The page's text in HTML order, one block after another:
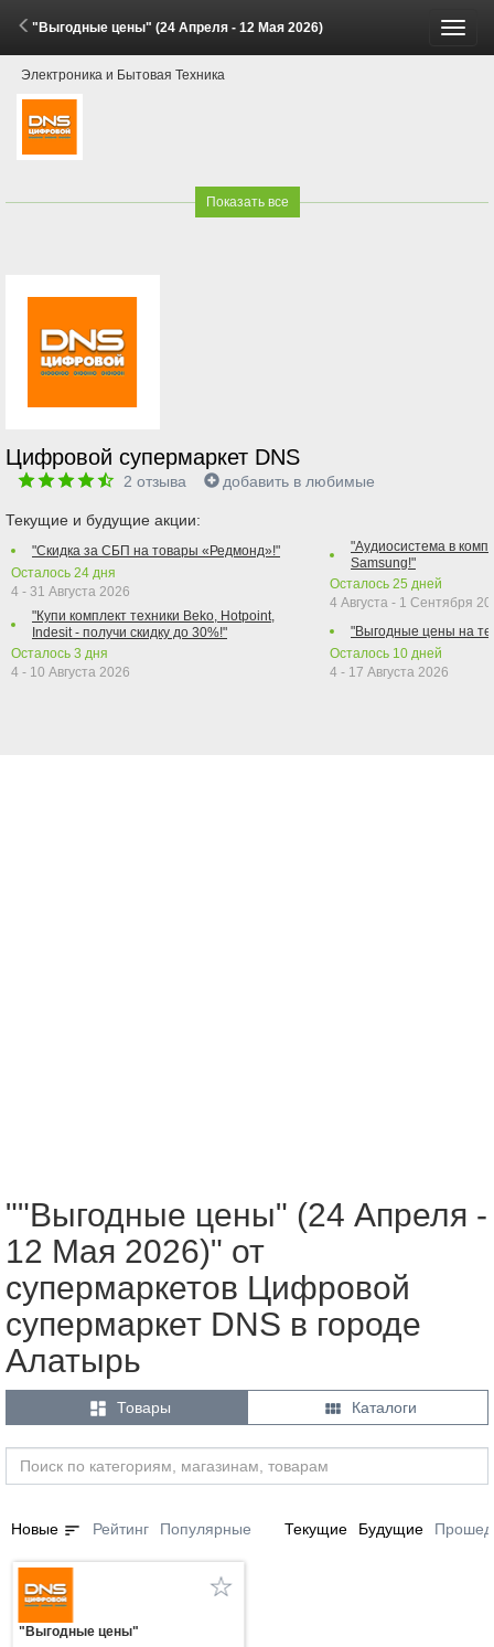
"Выгодные цены" (24 Апреля - 12 Мая 2026)
Электроника и Бытовая Техника
Показать все
Цифровой супермаркет DNS
2 отзыва добавить в любимые
Текущие и будущие акции:
"Скидка за СБП на товары «Редмонд»!"
Осталось 24 дня
4 - 31 Августа 2026
"Купи комплект техники Beko, Hotpoint,
Indesit - получи скидку до 30%!"
Осталось 3 дня
4 - 10 Августа 2026
"Аудиосистема в
Samsung!"
Осталось 25 дней
4 Августа - 1 Сентября
"Выгодные цены на
Осталось 10 дней
4 - 17 Августа 2026
""Выгодные цены" (24 Апреля -
12 Мая 2026)" от
супермаркетов Цифровой
супермаркет DNS в городе
Алатырь
 Товары  Каталоги
Новые sort Рейтинг Популярные Текущие Будущие
"Выгодные цены"